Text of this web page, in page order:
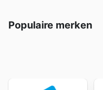
Populaire merken